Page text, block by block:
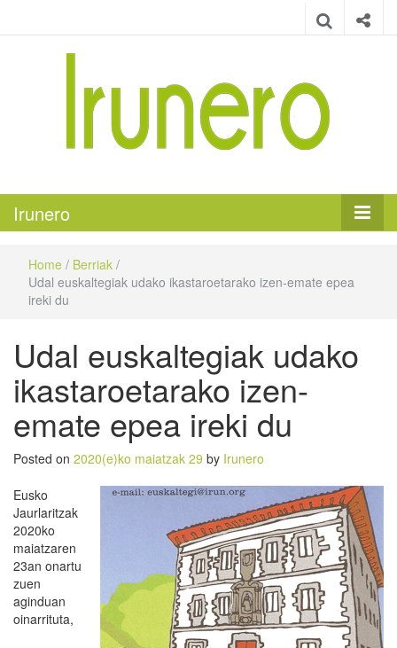
Irunero
Home / Berriak /
Udal euskaltegiak udako ikastaroetarako izen-emate epea
ireki du
Udal euskaltegiak udako
ikastaroetarako izen-
emate epea ireki du
Posted on 2020(e)ko maiatzak 29 by Irunero
Eusko
Jaurlaritzak
2020ko
maiatzaren
23an onartu
zuen
aginduan
oinarrituta,